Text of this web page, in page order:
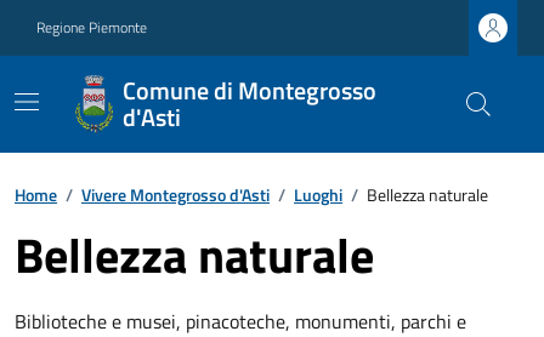
Regione Piemonte
Comune di Montegrosso
d'Asti
Home / Vivere Montegrosso d'Asti / Luoghi / Bellezza naturale
Bellezza naturale
Biblioteche e musei, pinacoteche, monumenti, parchi e